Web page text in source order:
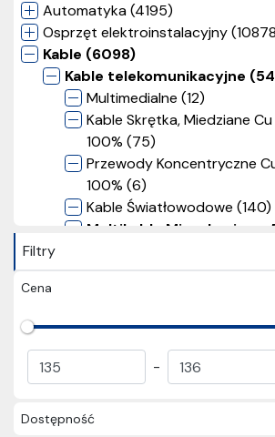
Automatyka (4195)
Osprzęt elektroinstalacyjny
Kable (6098)
Kable telekomunikacyjne
Multimedialne (12)
Kable Skrętka, Miedziane Cu
100% (75)
Przewody Koncentryczne
100% (6)
Kable Światłowodowe (140)
Multikable Mieszkaniowe
Kable połączeniowe 2xRJ45
Patch-cord z identyfikacją
(1)
klipsem (1)
Filtry
Cena
-
Dostępność